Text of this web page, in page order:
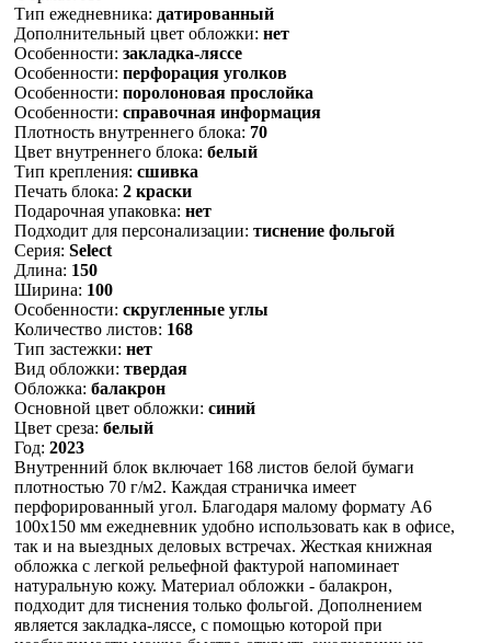
Тип ежедневника: датированный
Дополнительный цвет обложки: нет
Особенности: закладка-ляссе
Особенности: перфорация уголков
Особенности: поролоновая прослойка
Особенности: справочная информация
Плотность внутреннего блока: 70
Цвет внутреннего блока: белый
Тип крепления: сшивка
Печать блока: 2 краски
Подарочная упаковка: нет
Подходит для персонализации: тиснение фольгой
Серия: Select
Длина: 150
Ширина: 100
Особенности: скругленные углы
Количество листов: 168
Тип застежки: нет
Вид обложки: твердая
Обложка: балакрон
Основной цвет обложки: синий
Цвет среза: белый
Год: 2023
Внутренний блок включает 168 листов белой бумаги
плотностью 70 г/м2. Каждая страничка имеет
перфорированный угол. Благодаря малому формату А6
100х150 мм ежедневник удобно использовать как в офисе,
так и на выездных деловых встречах. Жесткая книжная
обложка с легкой рельефной фактурой напоминает
натуральную кожу. Материал обложки - балакрон,
подходит для тиснения только фольгой. Дополнением
является закладка-ляссе, с помощью которой при